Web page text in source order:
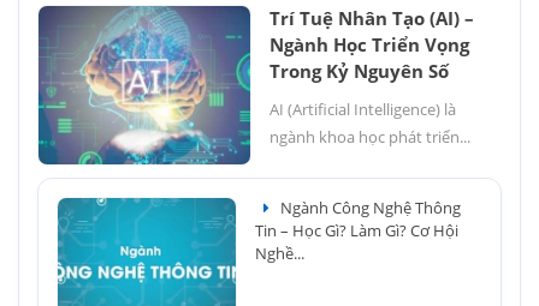
Trí Tuệ Nhân Tạo (AI) –
Ngành Học Triển Vọng
Trong Kỷ Nguyên Số
AI (Artificial Intelligence) là
ngành khoa học phát triển...
Ngành Công Nghệ Thông
Tin – Học Gì? Làm Gì? Cơ Hội
Nghề...